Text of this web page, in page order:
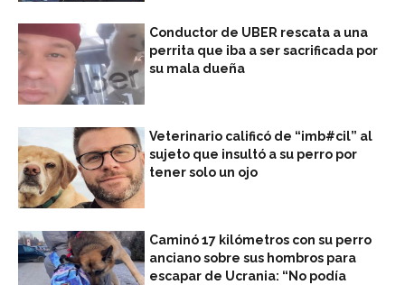
Conductor de UBER rescata a una
perrita que iba a ser sacrificada por
su mala dueña
Veterinario calificó de “imb#cil” al
sujeto que insultó a su perro por
tener solo un ojo
Caminó 17 kilómetros con su perro
anciano sobre sus hombros para
escapar de Ucrania: “No podía